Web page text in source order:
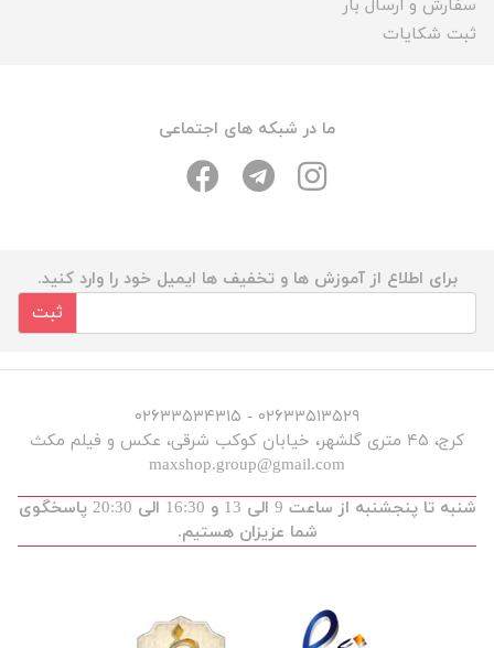
سفارش و ارسال بار
ثبت شکایات
ما در شبکه های اجتماعی
برای اطلاع از آموزش ها و تخفیف ها ایمیل خود را وارد کنید.
ثبت
۰۲۶۳۳۵۱۳۵۲۹ - ۰۲۶۳۳۵۳۴۳۱۵
کرج، ۴۵ متری گلشهر، خیابان کوکب شرقی، عکس و فیلم مکث
maxshop.group@gmail.com
شنبه تا پنجشنبه از ساعت 9 الی 13 و 16:30 الی 20:30 پاسخگوی
شما عزیزان هستیم.